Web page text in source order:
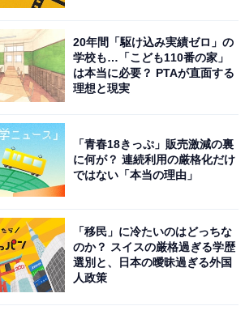
でのランキング結果
好きな大河ドラマ」ランキング！ 3位
2位『真田丸』、1位は？
大河ドラマ」ランキング！ 3位『麒
西郷どん』、1位は？
も演技が魅力的だった女性俳優ラン
20年間「駆け込み実績ゼロ」の
学校も…「こども110番の家」
は本当に必要？ PTAが直面する
理想と現実
「青春18きっぷ」販売激減の裏
に何が？ 連続利用の厳格化だけ
ではない「本当の理由」
「移民」に冷たいのはどっちな
のか？ スイスの厳格過ぎる学歴
選別と、日本の曖昧過ぎる外国
人政策